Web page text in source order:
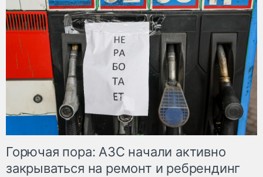
Горючая пора: АЗС начали активно
закрываться на ремонт и ребрендинг